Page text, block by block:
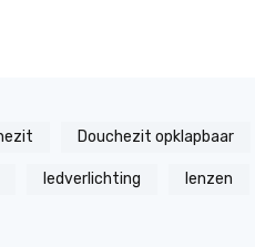
Douchezit opklapbaar
ledverlichting lenzen